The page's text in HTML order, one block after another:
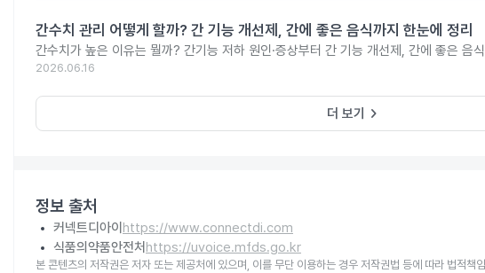
간수치 관리 어떻게 할까? 간 기능 개선제, 간에 좋은 음식까지 한눈에 정리
간수치가 높은 이유는 뭘까? 간기능 저하 원인·증상부터 간 기능 개선제, 간에 좋은 음
2026.06.16
더 보기 keyboard_arrow_right
정보 출처
커넥트디아이 https://www.connectdi.com
식품의약품안전처 https://uvoice.mfds.go.kr
본 콘텐츠의 저작권은 저자 또는 제공처에 있으며, 이를 무단 이용하는 경우 저작권법 등에 따라 법적책